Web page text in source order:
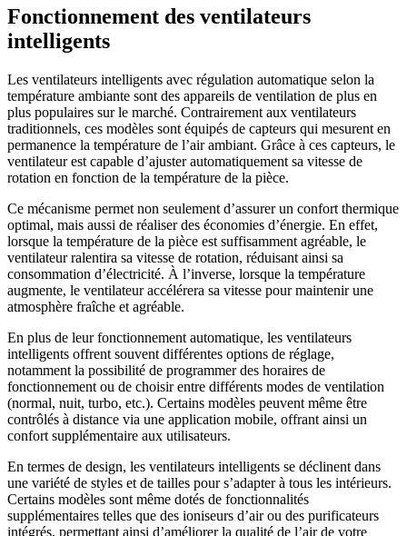
Fonctionnement des ventilateurs
intelligents
Les ventilateurs intelligents avec régulation automatique selon la
température ambiante sont des appareils de ventilation de plus en
plus populaires sur le marché. Contrairement aux ventilateurs
traditionnels, ces modèles sont équipés de capteurs qui mesurent en
permanence la température de l’air ambiant. Grâce à ces capteurs, le
ventilateur est capable d’ajuster automatiquement sa vitesse de
rotation en fonction de la température de la pièce.
Ce mécanisme permet non seulement d’assurer un confort thermique
optimal, mais aussi de réaliser des économies d’énergie. En effet,
lorsque la température de la pièce est suffisamment agréable, le
ventilateur ralentira sa vitesse de rotation, réduisant ainsi sa
consommation d’électricité. À l’inverse, lorsque la température
augmente, le ventilateur accélérera sa vitesse pour maintenir une
atmosphère fraîche et agréable.
En plus de leur fonctionnement automatique, les ventilateurs
intelligents offrent souvent différentes options de réglage,
notamment la possibilité de programmer des horaires de
fonctionnement ou de choisir entre différents modes de ventilation
(normal, nuit, turbo, etc.). Certains modèles peuvent même être
contrôlés à distance via une application mobile, offrant ainsi un
confort supplémentaire aux utilisateurs.
En termes de design, les ventilateurs intelligents se déclinent dans
une variété de styles et de tailles pour s’adapter à tous les intérieurs.
Certains modèles sont même dotés de fonctionnalités
supplémentaires telles que des ioniseurs d’air ou des purificateurs
intégrés, permettant ainsi d’améliorer la qualité de l’air de votre